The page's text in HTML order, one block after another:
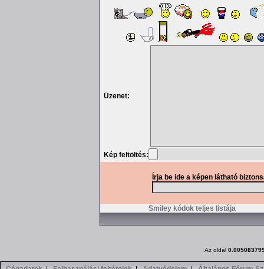
Üzenet:
Kép feltöltés:
Írja be ide a képen látható
Smiley kódok teljes listája
Az oldal